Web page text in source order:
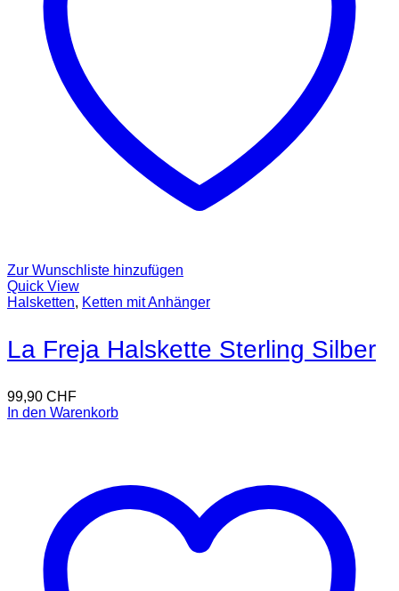
Zur Wunschliste hinzufügen
Quick View
Halsketten, Ketten mit Anhänger
La Freja Halskette Sterling Silber
99,90 CHF
In den Warenkorb